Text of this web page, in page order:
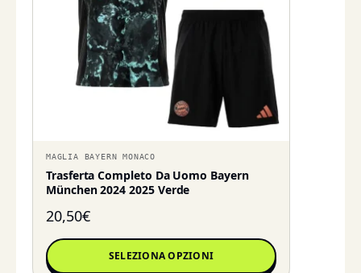
MAGLIA BAYERN MONACO
Trasferta Completo Da Uomo Bayern
München 2024 2025 Verde
20,50€
SELEZIONA OPZIONI